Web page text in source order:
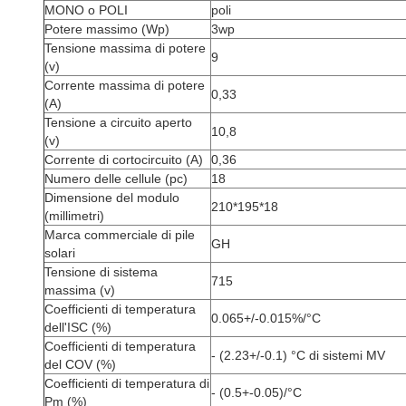
MONO o POLI
poli
Potere massimo (Wp)
3wp
Tensione massima di potere
(v)
9
Corrente massima di potere
(A)
0,33
Tensione a circuito aperto
(v)
10,8
Corrente di cortocircuito (A)
0,36
Numero delle cellule (pc)
18
Dimensione del modulo
(millimetri)
210*195*18
Marca commerciale di pile
solari
GH
Tensione di sistema
massima (v)
715
Coefficienti di temperatura
dell'ISC (%)
0.065+/-0.015%/°C
Coefficienti di temperatura
del COV (%)
- (2.23+/-0.1) °C di sistemi MV
Coefficienti di temperatura di
Pm (%)
- (0.5+-0.05)/°C